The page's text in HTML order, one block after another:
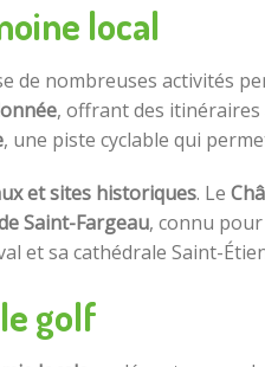
local
de nombreuses activités
, offrant des
, une piste cyclable qui
et sites historiques. Le
Saint-Fargeau, connu
et sa cathédrale Saint-
golf